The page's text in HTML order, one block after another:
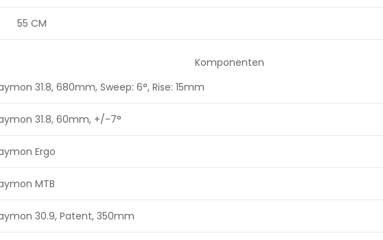
55 CM
Komponenten
31.8, 680mm, Sweep: 6°, Rise: 15mm
31.8, 60mm, +/-7°
Ergo
MTB
30.9, Patent, 350mm